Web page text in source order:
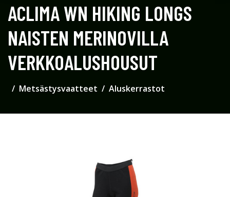
ACLIMA WN HIKING LONGS
NAISTEN MERINOVILLA
VERKKOALUSHOUSUT
Metsästysvaatteet Aluskerrastot